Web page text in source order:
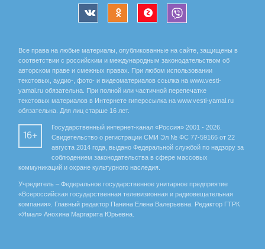
Все права на любые материалы, опубликованные на сайте, защищены в
соответствии с российским и международным законодательством об
авторском праве и смежных правах. При любом использовании
текстовых, аудио-, фото- и видеоматериалов ссылка на www.vesti-
yamal.ru обязательна. При полной или частичной перепечатке
текстовых материалов в Интернете гиперссылка на www.vesti-yamal.ru
обязательна. Для лиц старше 16 лет.
16+
Государственный интернет-канал «Россия» 2001 - 2026.
Свидетельство о регистрации СМИ Эл № ФС 77-59166 от 22
августа 2014 года, выдано Федеральной службой по надзору за
соблюдением законодательства в сфере массовых
коммуникаций и охране культурного наследия.
Учредитель – Федеральное государственное унитарное предприятие
«Всероссийская государственная телевизионная и радиовещательная
компания». Главный редактор Панина Елена Валерьевна. Редактор ГТРК
«Ямал» Анохина Маргарита Юрьевна.